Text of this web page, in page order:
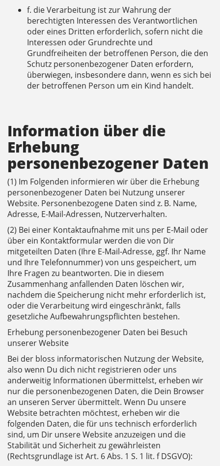
f. die Verarbeitung ist zur Wahrung der
berechtigten Interessen des Verantwortlichen
oder eines Dritten erforderlich, sofern nicht die
Interessen oder Grundrechte und
Grundfreiheiten der betroffenen Person, die den
Schutz personenbezogener Daten erfordern,
überwiegen, insbesondere dann, wenn es sich bei
der betroffenen Person um ein Kind handelt.
Information über die
Erhebung
personenbezogener Daten
(1) Im Folgenden informieren wir über die Erhebung
personenbezogener Daten bei Nutzung unserer
Website. Personenbezogene Daten sind z. B. Name,
Adresse, E-Mail-Adressen, Nutzerverhalten.
(2) Bei einer Kontaktaufnahme mit uns per E-Mail oder
über ein Kontaktformular werden die von Dir
mitgeteilten Daten (Ihre E-Mail-Adresse, ggf. Ihr Name
und Ihre Telefonnummer) von uns gespeichert, um
Ihre Fragen zu beantworten. Die in diesem
Zusammenhang anfallenden Daten löschen wir,
nachdem die Speicherung nicht mehr erforderlich ist,
oder die Verarbeitung wird eingeschränkt, falls
gesetzliche Aufbewahrungspflichten bestehen.
Erhebung personenbezogener Daten bei Besuch
unserer Website
Bei der bloss informatorischen Nutzung der Website,
also wenn Du dich nicht registrieren oder uns
anderweitig Informationen übermittelst, erheben wir
nur die personenbezogenen Daten, die Dein Browser
an unseren Server übermittelt. Wenn Du unsere
Website betrachten möchtest, erheben wir die
folgenden Daten, die für uns technisch erforderlich
sind, um Dir unsere Website anzuzeigen und die
Stabilität und Sicherheit zu gewährleisten
(Rechtsgrundlage ist Art. 6 Abs. 1 S. 1 lit. f DSGVO):